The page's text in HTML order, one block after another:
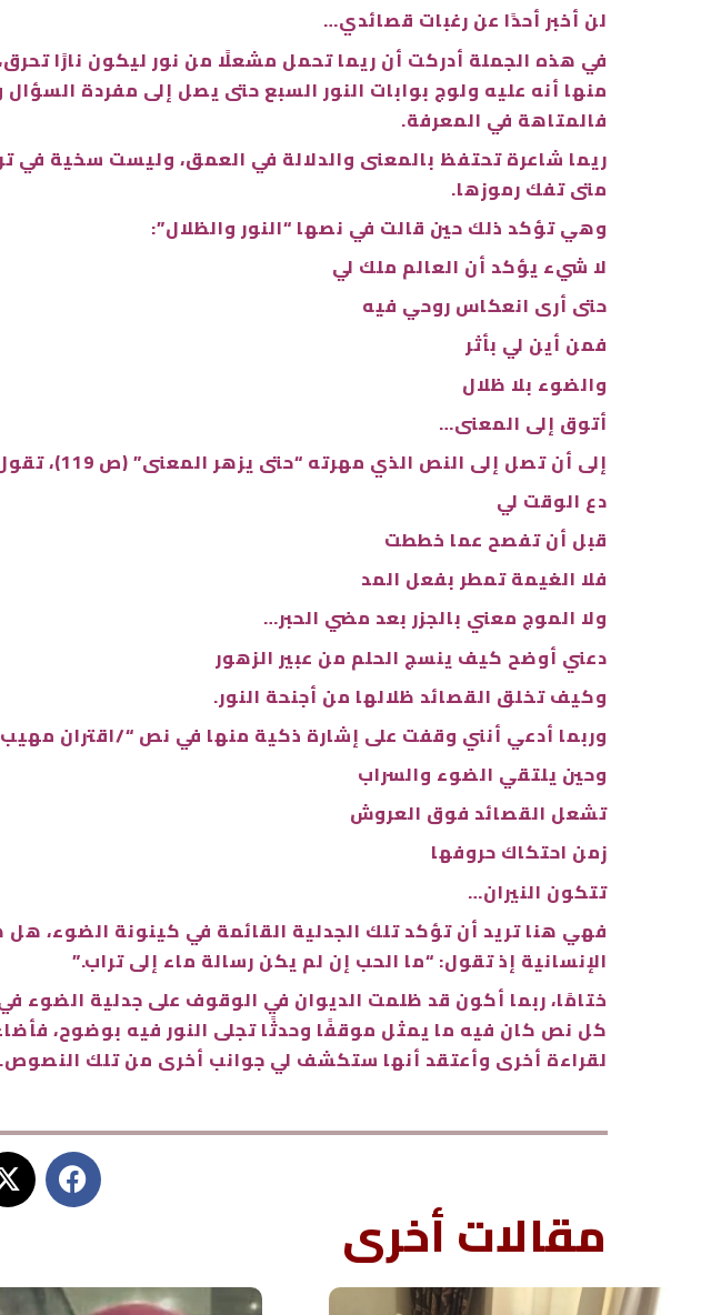
لن أخبر أحدًا عن رغبات قصائدي…
في هذه الجملة أدركت أن ريما تحمل مشعلًا من نور ليكون نارًا
منها أنه عليه ولوج بوابات النور السبع حتى يصل إلى مفردة
فالمتاهة في المعرفة.
ريما شاعرة تحتفظ بالمعنى والدلالة في العمق، وليست سخية في
متى تفك رموزها.
وهي تؤكد ذلك حين قالت في نصها “النور والظلال”:
لا شيء يؤكد أن العالم ملك لي
حتى أرى انعكاس روحي فيه
فمن أين لي بأثر
والضوء بلا ظلال
أتوق إلى المعنى…
إلى أن تصل إلى النص الذي مهرته “حتى يزهر المعنى” (ص 119)، تقول:
دع الوقت لي
قبل أن تفصح عما خططت
فلا الغيمة تمطر بفعل المد
ولا الموج معني بالجزر بعد مضي الحبر…
دعني أوضح كيف ينسج الحلم من عبير الزهور
وكيف تخلق القصائد ظلالها من أجنحة النور.
وربما أدعي أنني وقفت على إشارة ذكية منها في نص “/اقتران مهيب” (ص 105)
وحين يلتقي الضوء والسراب
تشعل القصائد فوق العروش
زمن احتكاك حروفها
تتكون النيران…
فهي هنا تريد أن تؤكد تلك الجدلية القائمة في كينونة الضوء،
الإنسانية إذ تقول: “ما الحب إن لم يكن رسالة ماء إلى تراب.”
ختامًا، ربما أكون قد ظلمت الديوان في الوقوف على جدلية الضوء
كل نص كان فيه ما يمثل موقفًا وحدثًا تجلى النور فيه بوضوح،
لقراءة أخرى وأعتقد أنها ستكشف لي جوانب أخرى من تلك النصوص.
F
a
c
b
o
i مقالات أخرى